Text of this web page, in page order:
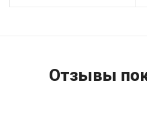
Отзывы